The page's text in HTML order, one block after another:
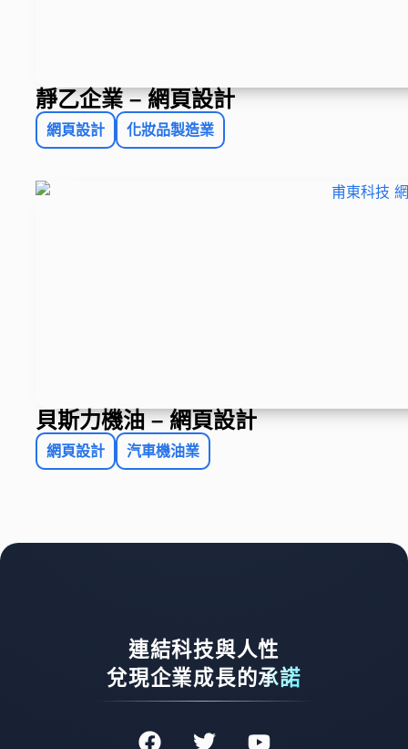
靜乙企業 – 網頁設計
網頁設計 化妝品製造業
貝斯力機油 – 網頁設計
網頁設計 汽車機油業
連結科技與人性
兌現企業成長的承諾